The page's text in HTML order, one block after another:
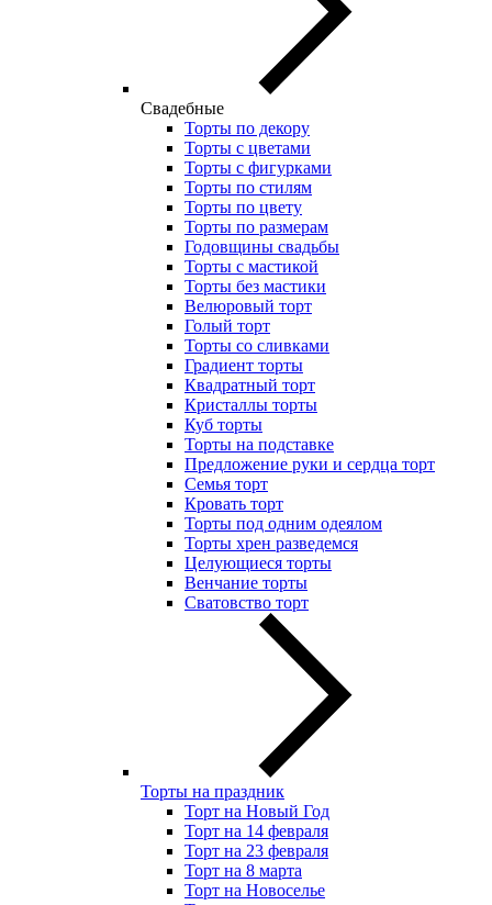
Свадебные
Торты по декору
Торты с цветами
Торты с фигурками
Торты по стилям
Торты по цвету
Торты по размерам
Годовщины свадьбы
Торты с мастикой
Торты без мастики
Велюровый торт
Голый торт
Торты со сливками
Градиент торты
Квадратный торт
Кристаллы торты
Куб торты
Торты на подставке
Предложение руки и сердца торт
Семья торт
Кровать торт
Торты под одним одеялом
Торты хрен разведемся
Целующиеся торты
Венчание торты
Сватовство торт
Торты на праздник
Торт на Новый Год
Торт на 14 февраля
Торт на 23 февраля
Торт на 8 марта
Торт на Новоселье